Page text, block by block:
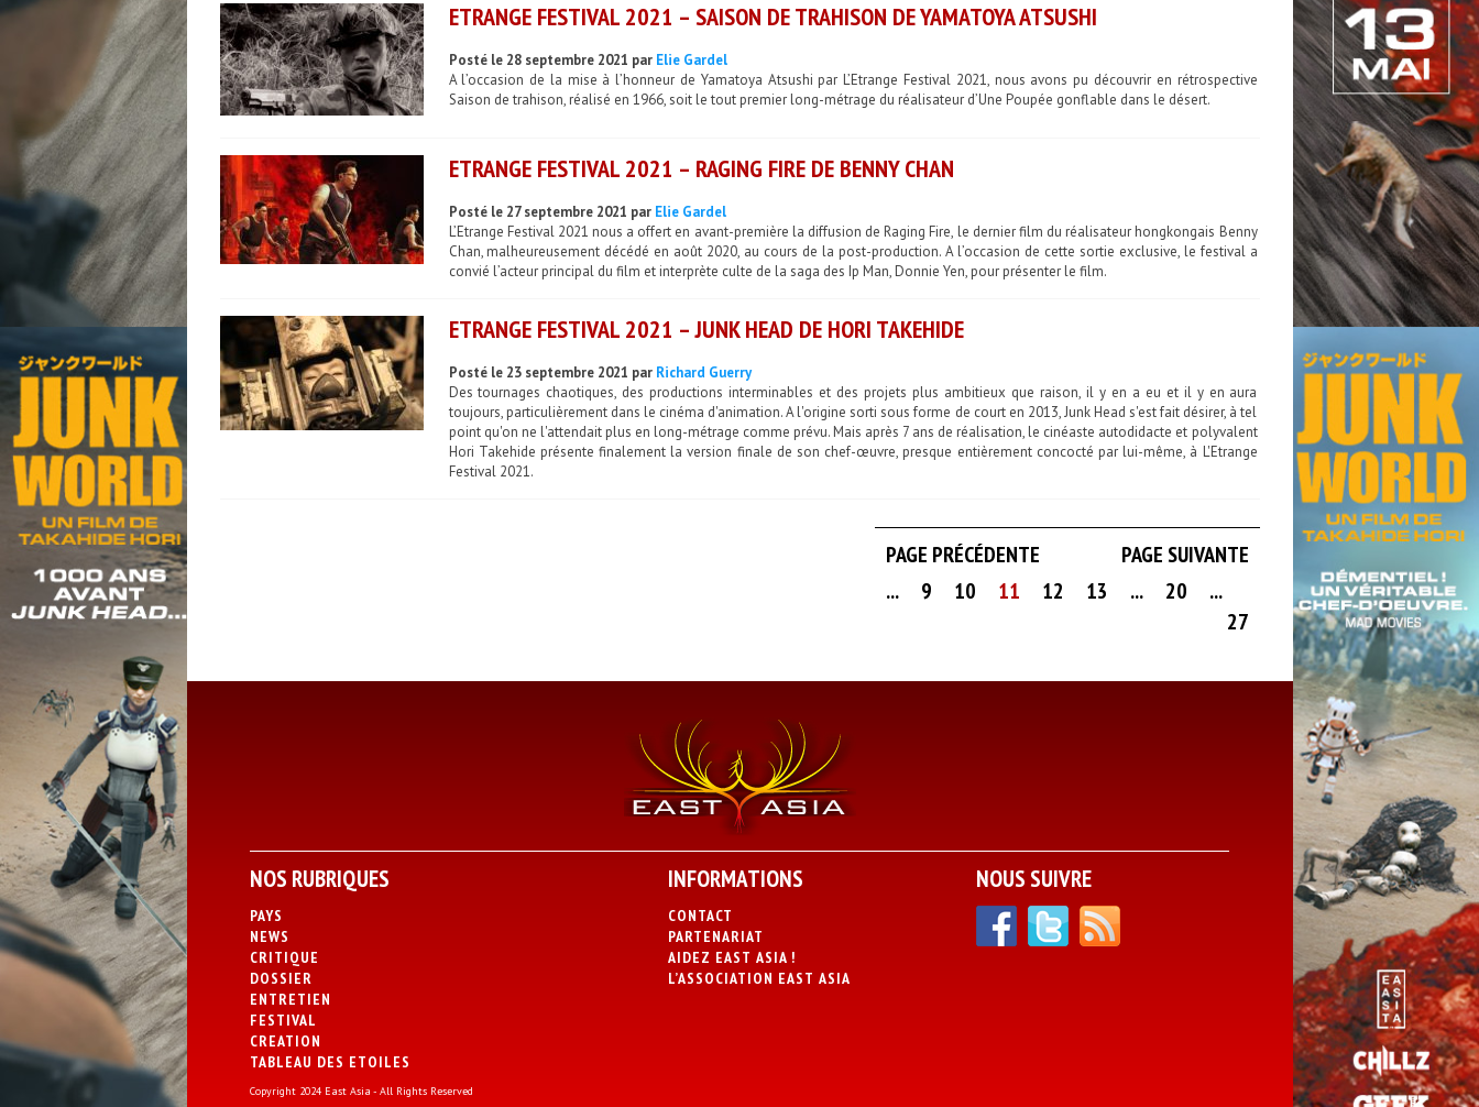
ETRANGE FESTIVAL 2021 – SAISON DE TRAHISON DE YAMATOYA ATSUSHI
Posté le 28 septembre 2021 par Elie Gardel
A l’occasion de la mise à l’honneur de Yamatoya Atsushi par L’Etrange Festival 2021, nous avons pu découvrir en rétrospective
Saison de trahison, réalisé en 1966, soit le tout premier long-métrage du réalisateur d’Une Poupée gonflable dans le désert.
ETRANGE FESTIVAL 2021 – RAGING FIRE DE BENNY CHAN
Posté le 27 septembre 2021 par Elie Gardel
L’Etrange Festival 2021 nous a offert en avant-première la diffusion de Raging Fire, le dernier film du réalisateur hongkongais Benny
Chan, malheureusement décédé en août 2020, au cours de la post-production. A l’occasion de cette sortie exclusive, le festival a
convié l’acteur principal du film et interprète culte de la saga des Ip Man, Donnie Yen, pour présenter le film.
ETRANGE FESTIVAL 2021 – JUNK HEAD DE HORI TAKEHIDE
Posté le 23 septembre 2021 par Richard Guerry
Des tournages chaotiques, des productions interminables et des projets plus ambitieux que raison, il y en a eu et il y en aura
toujours, particulièrement dans le cinéma d'animation. A l'origine sorti sous forme de court en 2013, Junk Head s'est fait désirer, à tel
point qu'on ne l'attendait plus en long-métrage comme prévu. Mais après 7 ans de réalisation, le cinéaste autodidacte et polyvalent
Hori Takehide présente finalement la version finale de son chef-œuvre, presque entièrement concocté par lui-même, à L'Etrange
Festival 2021.
PAGE PRÉCÉDENTE
PAGE SUIVANTE
...
9 10 11 12 13 ... 20
...
27
NOS RUBRIQUES
PAYS
NEWS
CRITIQUE
DOSSIER
ENTRETIEN
FESTIVAL
CREATION
TABLEAU DES ETOILES
INFORMATIONS
CONTACT
PARTENARIAT
AIDEZ EAST ASIA !
L’ASSOCIATION EAST ASIA
NOUS SUIVRE
Copyright 2024 East Asia - All Rights Reserved